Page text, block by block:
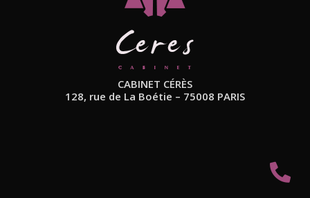
CABINET CÉRÈS
128, rue de La Boétie – 75008 PARIS